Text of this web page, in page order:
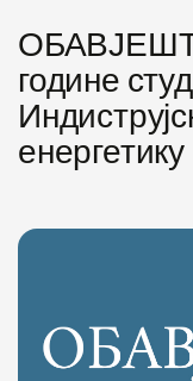
године
енергетику